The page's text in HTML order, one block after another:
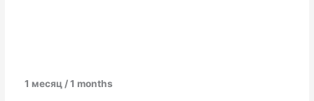
1 месяц / 1 months